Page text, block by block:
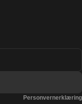
Personvernerklæring